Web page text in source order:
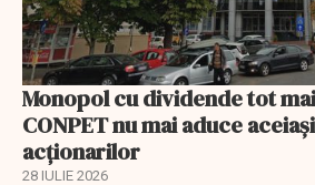
Monopol cu dividende tot
CONPET nu mai aduce
acționarilor
28 IULIE 2026